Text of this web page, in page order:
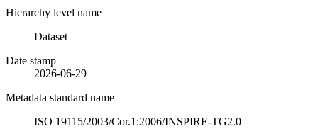
Hierarchy level name
Dataset
Date stamp
2026-06-29
Metadata standard name
ISO 19115/2003/Cor.1:2006/INSPIRE-TG2.0